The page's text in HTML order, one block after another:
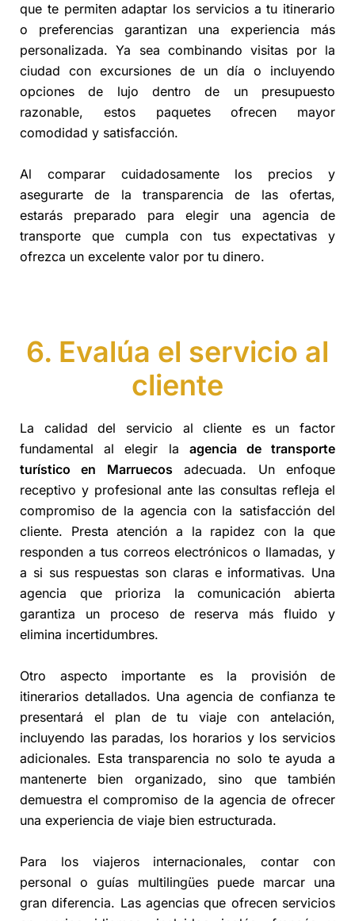
que te permiten adaptar los servicios a tu itinerario
o preferencias garantizan una experiencia más
personalizada. Ya sea combinando visitas por la
ciudad con excursiones de un día o incluyendo
opciones de lujo dentro de un presupuesto
razonable, estos paquetes ofrecen mayor
comodidad y satisfacción.
Al comparar cuidadosamente los precios y
asegurarte de la transparencia de las ofertas,
estarás preparado para elegir una agencia de
transporte que cumpla con tus expectativas y
ofrezca un excelente valor por tu dinero.
6. Evalúa el servicio al
cliente
La calidad del servicio al cliente es un factor
fundamental al elegir la agencia de transporte
turístico en Marruecosadecuada. Un enfoque
receptivo y profesional ante las consultas refleja el
compromiso de la agencia con la satisfacción del
cliente. Presta atención a la rapidez con la que
responden a tus correos electrónicos o llamadas, y
a si sus respuestas son claras e informativas. Una
agencia que prioriza la comunicación abierta
garantiza un proceso de reserva más fluido y
elimina incertidumbres.
Otro aspecto importante es la provisión de
itinerarios detallados. Una agencia de confianza te
presentará el plan de tu viaje con antelación,
incluyendo las paradas, los horarios y los servicios
adicionales. Esta transparencia no solo te ayuda a
mantenerte bien organizado, sino que también
demuestra el compromiso de la agencia de ofrecer
una experiencia de viaje bien estructurada.
Para los viajeros internacionales, contar con
personal o guías multilingües puede marcar una
gran diferencia. Las agencias que ofrecen servicios